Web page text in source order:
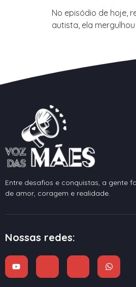
No episódio de hoje,
autista, ela
Entre desafios e conquistas, a gente
de amor, coragem e realidade.
Nossas redes: